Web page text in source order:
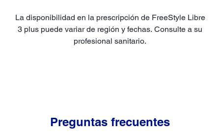
La disponibilidad en la prescripción de FreeStyle Libre
3 plus puede variar de región y fechas. Consulte a su
profesional sanitario.
Preguntas frecuentes